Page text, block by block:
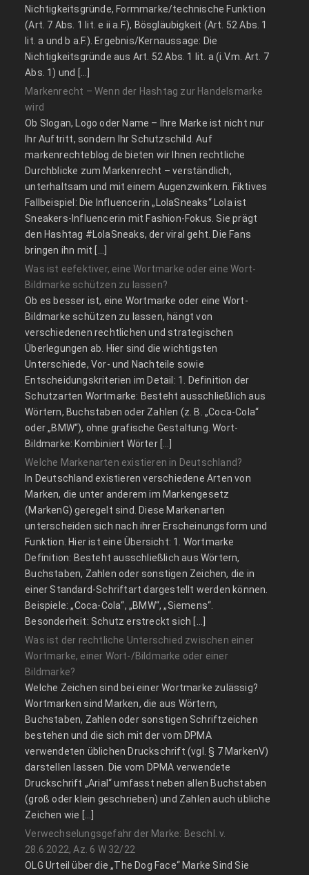
Nichtigkeitsgründe, Formmarke/technische Funktion
(Art. 7 Abs. 1 lit. e ii a.F.), Bösgläubigkeit (Art. 52 Abs. 1
lit. a und b a.F.). Ergebnis/Kernaussage: Die
Nichtigkeitsgründe aus Art. 52 Abs. 1 lit. a (i.V.m. Art. 7
Abs. 1) und […]
Markenrecht – Wenn der Hashtag zur Handelsmarke
wird
Ob Slogan, Logo oder Name – Ihre Marke ist nicht nur
Ihr Auftritt, sondern Ihr Schutzschild. Auf
markenrechteblog.de bieten wir Ihnen rechtliche
Durchblicke zum Markenrecht – verständlich,
unterhaltsam und mit einem Augenzwinkern. Fiktives
Fallbeispiel: Die Influencerin „LolaSneaks“ Lola ist
Sneakers-Influencerin mit Fashion-Fokus. Sie prägt
den Hashtag #LolaSneaks, der viral geht. Die Fans
bringen ihn mit […]
Was ist eefektiver, eine Wortmarke oder eine Wort-
Bildmarke schützen zu lassen?
Ob es besser ist, eine Wortmarke oder eine Wort-
Bildmarke schützen zu lassen, hängt von
verschiedenen rechtlichen und strategischen
Überlegungen ab. Hier sind die wichtigsten
Unterschiede, Vor- und Nachteile sowie
Entscheidungskriterien im Detail: 1. Definition der
Schutzarten Wortmarke: Besteht ausschließlich aus
Wörtern, Buchstaben oder Zahlen (z. B. „Coca-Cola“
oder „BMW“), ohne grafische Gestaltung. Wort-
Bildmarke: Kombiniert Wörter […]
Welche Markenarten existieren in Deutschland?
In Deutschland existieren verschiedene Arten von
Marken, die unter anderem im Markengesetz
(MarkenG) geregelt sind. Diese Markenarten
unterscheiden sich nach ihrer Erscheinungsform und
Funktion. Hier ist eine Übersicht: 1. Wortmarke
Definition: Besteht ausschließlich aus Wörtern,
Buchstaben, Zahlen oder sonstigen Zeichen, die in
einer Standard-Schriftart dargestellt werden können.
Beispiele: „Coca-Cola“, „BMW“, „Siemens“.
Besonderheit: Schutz erstreckt sich […]
Was ist der rechtliche Unterschied zwischen einer
Wortmarke, einer Wort-/Bildmarke oder einer
Bildmarke?
Welche Zeichen sind bei einer Wortmarke zulässig?
Wortmarken sind Marken, die aus Wörtern,
Buchstaben, Zahlen oder sonstigen Schriftzeichen
bestehen und die sich mit der vom DPMA
verwendeten üblichen Druckschrift (vgl. § 7 MarkenV)
darstellen lassen. Die vom DPMA verwendete
Druckschrift „Arial“ umfasst neben allen Buchstaben
(groß oder klein geschrieben) und Zahlen auch übliche
Zeichen wie […]
Verwechselungsgefahr der Marke: Beschl. v.
28.6.2022, Az. 6 W 32/22
OLG Urteil über die „The Dog Face“ Marke Sind Sie